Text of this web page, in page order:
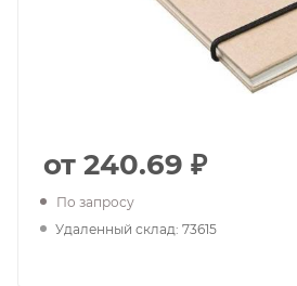
от 240.69 ₽
По запросу
Удаленный склад: 73615